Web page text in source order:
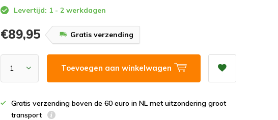
Levertijd: 1 - 2 werkdagen
€89,95 Gratis verzending
Toevoegen aan winkelwagen
Gratis verzending boven de 60 euro in NL met uitzondering groot
transport